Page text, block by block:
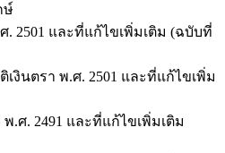
ษ์
2501 และที่แก้ไขเพิ่มเติม (ฉบับที่
นตรา พ.ศ. 2501 และที่แก้ไขเพิ่ม
.ศ. 2491 และที่แก้ไขเพิ่มเติม